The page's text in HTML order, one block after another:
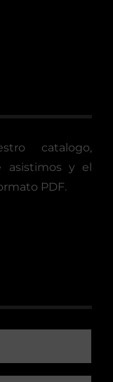
catalogo,
asistimos y el
PDF.